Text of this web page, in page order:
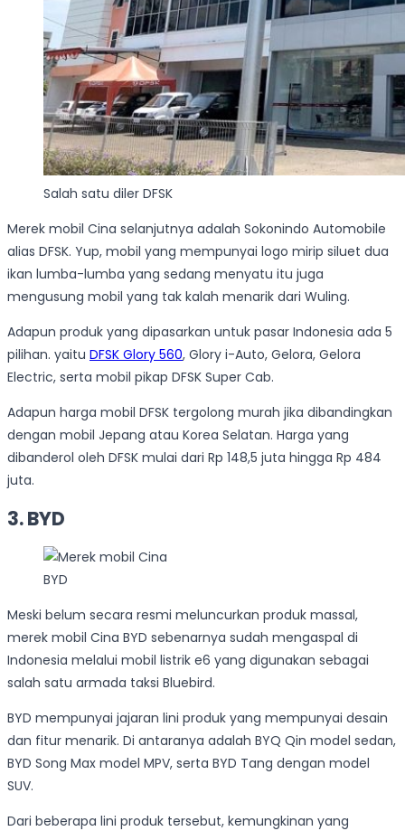
Salah satu diler DFSK
Merek mobil Cina selanjutnya adalah Sokonindo Automobile
alias DFSK. Yup, mobil yang mempunyai logo mirip siluet dua
ikan lumba-lumba yang sedang menyatu itu juga
mengusung mobil yang tak kalah menarik dari Wuling.
Adapun produk yang dipasarkan untuk pasar Indonesia ada 5
pilihan. yaitu DFSK Glory 560, Glory i-Auto, Gelora, Gelora
Electric, serta mobil pikap DFSK Super Cab.
Adapun harga mobil DFSK tergolong murah jika dibandingkan
dengan mobil Jepang atau Korea Selatan. Harga yang
dibanderol oleh DFSK mulai dari Rp 148,5 juta hingga Rp 484
juta.
3. BYD
BYD
Meski belum secara resmi meluncurkan produk massal,
merek mobil Cina BYD sebenarnya sudah mengaspal di
Indonesia melalui mobil listrik e6 yang digunakan sebagai
salah satu armada taksi Bluebird.
BYD mempunyai jajaran lini produk yang mempunyai desain
dan fitur menarik. Di antaranya adalah BYQ Qin model sedan,
BYD Song Max model MPV, serta BYD Tang dengan model
SUV.
Dari beberapa lini produk tersebut, kemungkinan yang